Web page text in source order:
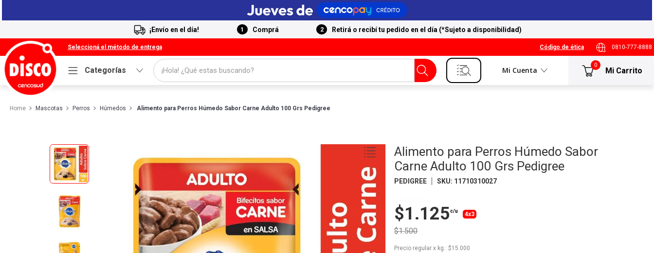
¡Envío en el día! Comprá Retirá o recibí tu pedido en el día (*Sujeto a disponibilidad)
Seleccioná el método de entrega Código de ética 0810-777-8888
Categorías
¡Hola! ¿Qué estas buscando?
Mi Cuenta
0
Mascotas Perros Húmedos Alimento para Perros Húmedo Sabor Carne Adulto 100 Grs Pedigree
Alimento para Perros Húmedo Sabor
Carne Adulto 100 Grs Pedigree
PEDIGREE SKU: 11710310027
$1.125c/u 4x3
$1.500
Precio regular x kg.: $15.000
1.
Cafe
4.
Cerveza
6.
Yerba
.
Queso
.
Fideos
.
Chocolate